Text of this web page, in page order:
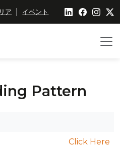
ア イベント
Pattern
Click Here